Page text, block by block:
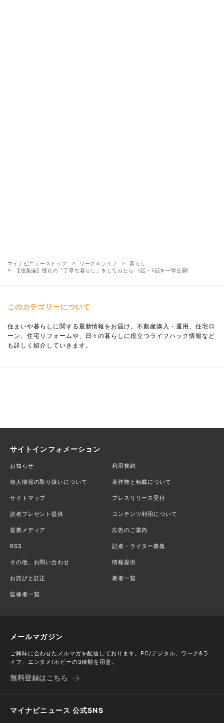
マイナビニューストップ ワーク＆ライフ
暮らし
【総集編】憧れの「丁寧な暮らし」をしてみたら…1話～5話を一挙公開!
このカテゴリーについて
住まいや暮らしに関する最新情報をお届け。不動産購入・運用、住宅ロ
ーン、住宅リフォームや、日々の暮らしに役立つライフハック情報など
も詳しく紹介していきます。
サイトインフォメーション
お知らせ 利用規約
個人情報の取り扱いについて 著作権と転載について
サイトマップ プレスリリース受付
読者プレゼント提供 コンテンツ利用について
提携メディア 広告のご案内
RSS 記者・ライター募集
その他、お問い合わせ 情報提供
お詫びと訂正 著者一覧
監修者一覧
メールマガジン
ご興味に合わせたメルマガを配信しております。PC/デジタル、ワーク&ラ
イフ、エンタメ/ホビーの3種類を用意。
無料登録はこちら
マイナビニュース 公式SNS